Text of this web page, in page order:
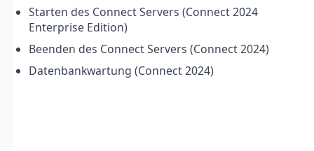
Starten des Connect Servers (Connect 2024
Enterprise Edition)
Beenden des Connect Servers (Connect 2024)
Datenbankwartung (Connect 2024)